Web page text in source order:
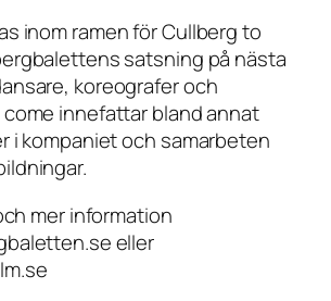
inom ramen för Cullberg to
satsning på nästa
koreografer och
come innefattar bland annat
i kompaniet och samarbeten
mer information
eller